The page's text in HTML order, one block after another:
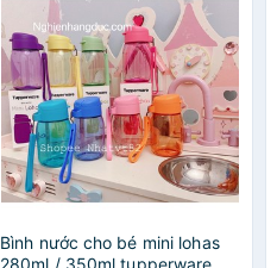
Bình nước cho bé mini lohas
280ml / 350ml tupperware